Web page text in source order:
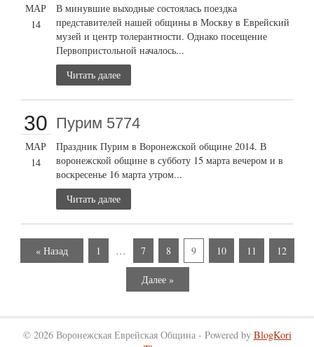
МАР
14
В минувшие выходные состоялась поездка
представителей нашей общины в Москву в Еврейский
музей и центр толерантности. Однако посещение
Первопристольной началось...
Читать далее
30
МАР
14
Пурим 5774
Праздник Пурим в Воронежской общине 2014. В
воронежской общине в субботу 15 марта вечером и в
воскресенье 16 марта утром...
Читать далее
« Назад 1 … 7 8 9 10 11 12
Далее »
© 2026 Воронежская Еврейская Община - Powered by BlogKori